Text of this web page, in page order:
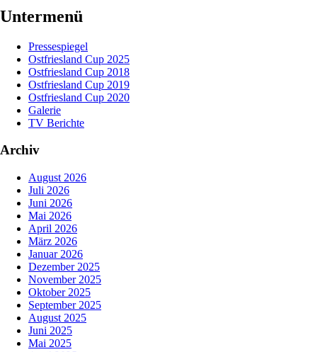
Untermenü
Pressespiegel
Ostfriesland Cup 2025
Ostfriesland Cup 2018
Ostfriesland Cup 2019
Ostfriesland Cup 2020
Galerie
TV Berichte
Archiv
August 2026
Juli 2026
Juni 2026
Mai 2026
April 2026
März 2026
Januar 2026
Dezember 2025
November 2025
Oktober 2025
September 2025
August 2025
Juni 2025
Mai 2025